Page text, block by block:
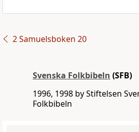
2 Samuelsboken 20
Svenska Folkbibeln (SFB)
1996, 1998 by Stiftelsen
Folkbibeln